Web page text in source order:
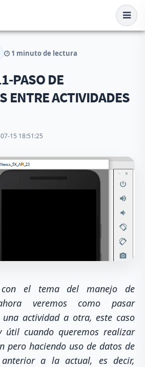
1 minuto de lectura
PASO DE
ENTRE ACTIVIDADES
15 18:51:25
con el tema del manejo de
veremos como pasar
actividad a otra, este caso
útil cuando queremos realizar
pero haciendo uso de datos de
a la actual, es decir,